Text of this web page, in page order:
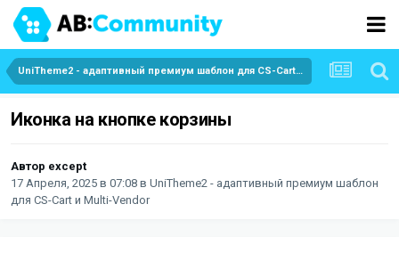
UniTheme2 - адаптивный премиум шаблон для CS-Cart и Multi-Vendor
Иконка на кнопке корзины
Автор except
17 Апреля, 2025 в 07:08 в UniTheme2 - адаптивный премиум шаблон
для CS-Cart и Multi-Vendor